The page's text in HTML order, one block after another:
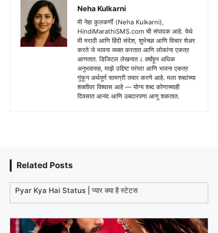
Neha Kulkarni
मी नेहा कुलकर्णी (Neha Kulkarni),
HindiMarathiSMS.com ची संपादक आहे. येथे
मी मराठी आणि हिंदी संदेश, शुभेच्छा आणि विचार शेअर
करते जे भावना व्यक्त करतात आणि लोकांना एकत्र
आणतात. डिजिटल लेखनात ८ वर्षांहून अधिक
अनुभवासह, माझे उद्दिष्ट परंपरा आणि भावना एकत्र
गुंफून अर्थपूर्ण सामग्री तयार करणे आहे. मला शब्दांच्या
शक्तीवर विश्वास आहे — योग्य शब्द कोणाच्याही
दिवसात आनंद आणि उबदारपणा आणू शकतात.
Related Posts
Pyar Kya Hai Status | प्यार क्या है स्टेटस